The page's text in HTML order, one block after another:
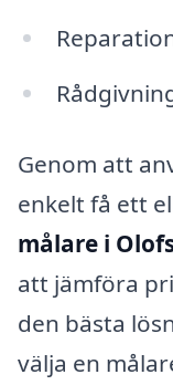
Genom att
enkelt få ett
målare i
att jämföra
den bästa
välja en